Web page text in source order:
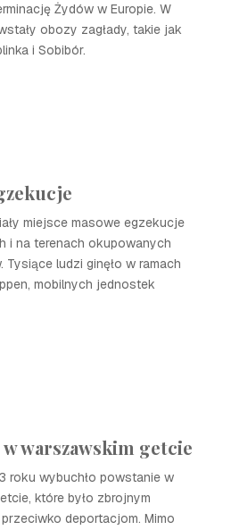
Żydów w Europie. W
obozy zagłady, takie jak
i Sobibór.
miejsce masowe egzekucje
i na terenach okupowanych
Tysiące ludzi ginęło w ramach
mobilnych jednostek
warszawskim getcie
roku wybuchło powstanie w
które było zbrojnym
deportacjom. Mimo